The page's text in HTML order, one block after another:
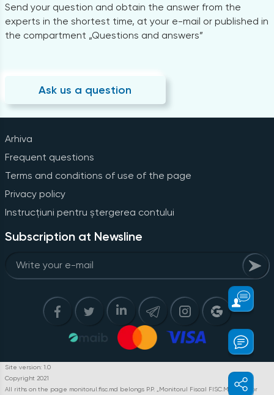
Send your question and obtain the answer from the
experts in the shortest time, at your e-mail or published in
the compartment „Questions and answers”
Ask us a question
Arhiva
Frequent questions
Terms and conditions of use of the page
Privacy policy
Instrucțiuni pentru ștergerea contului
Subscription at Newsline
Site version: 1.0
Copyright 2021
All riths on the page monitorul.fisc.md belongs P.P. „Monitorul Fiscal FISC.MD”. Full or